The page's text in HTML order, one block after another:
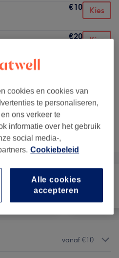
€10 Kies
€20 Kies
€10 Kies
vanaf €10
cookies en cookies van
te personaliseren,
ons verkeer te
informatie over het gebruik
social media-,
Cookiebeleid
Alle cookies
accepteren